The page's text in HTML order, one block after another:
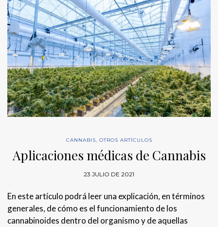
CANNABIS, OTROS ARTÍCULOS
Aplicaciones médicas de Cannabis
23 JULIO DE 2021
En este artículo podrá leer una explicación, en términos
generales, de cómo es el funcionamiento de los
cannabinoides dentro del organismo y de aquellas